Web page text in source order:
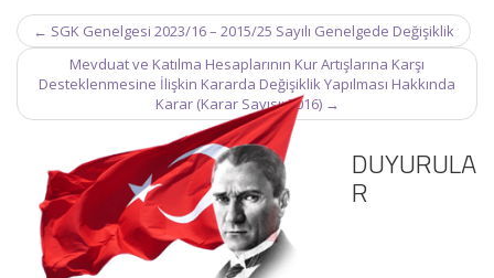
Post
navigation
← SGK Genelgesi 2023/16 – 2015/25 Sayılı Genelgede Değişiklik
Mevduat ve Katılma Hesaplarının Kur Artışlarına Karşı
Desteklenmesine İlişkin Kararda Değişiklik Yapılması Hakkında
Karar (Karar Sayısı: 7016) →
DUYURULA
R